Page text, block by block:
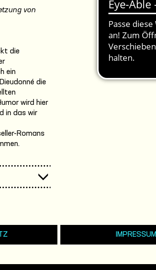
von
die
ein
die
wird hier
in das wir
Romans
IMPRESSUM